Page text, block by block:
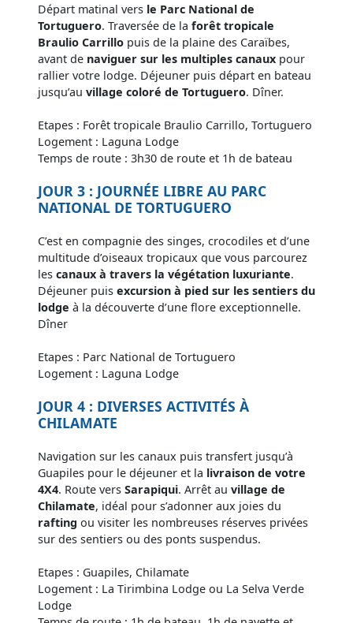
Départ matinal vers le Parc National de
Tortuguero. Traversée de la forêt tropicale
Braulio Carrillo puis de la plaine des Caraïbes,
avant de naviguer sur les multiples canaux pour
rallier votre lodge. Déjeuner puis départ en bateau
jusqu’au village coloré de Tortuguero. Dîner.
Etapes : Forêt tropicale Braulio Carrillo, Tortuguero
Logement : Laguna Lodge
Temps de route : 3h30 de route et 1h de bateau
JOUR 3 : JOURNÉE LIBRE AU PARC
NATIONAL DE TORTUGUERO
C’est en compagnie des singes, crocodiles et d’une
multitude d’oiseaux tropicaux que vous parcourez
les canaux à travers la végétation luxuriante.
Déjeuner puis excursion à pied sur les sentiers du
lodge à la découverte d’une flore exceptionnelle.
Dîner
Etapes : Parc National de Tortuguero
Logement : Laguna Lodge
JOUR 4 : DIVERSES ACTIVITÉS À
CHILAMATE
Navigation sur les canaux puis transfert jusqu’à
Guapiles pour le déjeuner et la livraison de votre
4X4. Route vers Sarapiqui. Arrêt au village de
Chilamate, idéal pour s’adonner aux joies du
rafting ou visiter les nombreuses réserves privées
sur des sentiers ou des ponts suspendus.
Etapes : Guapiles, Chilamate
Logement : La Tirimbina Lodge ou La Selva Verde
Lodge